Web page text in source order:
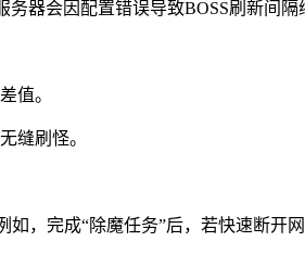
器会因配置错误导致BOSS刷新间
值。
缝刷怪。
，完成“除魔任务”后，若快速断开